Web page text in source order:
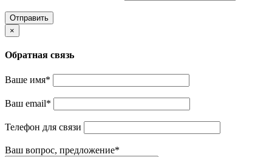
Отправить
×
Обратная связь
Ваше имя*
Ваш email*
Телефон для связи
Ваш вопрос, предложение*